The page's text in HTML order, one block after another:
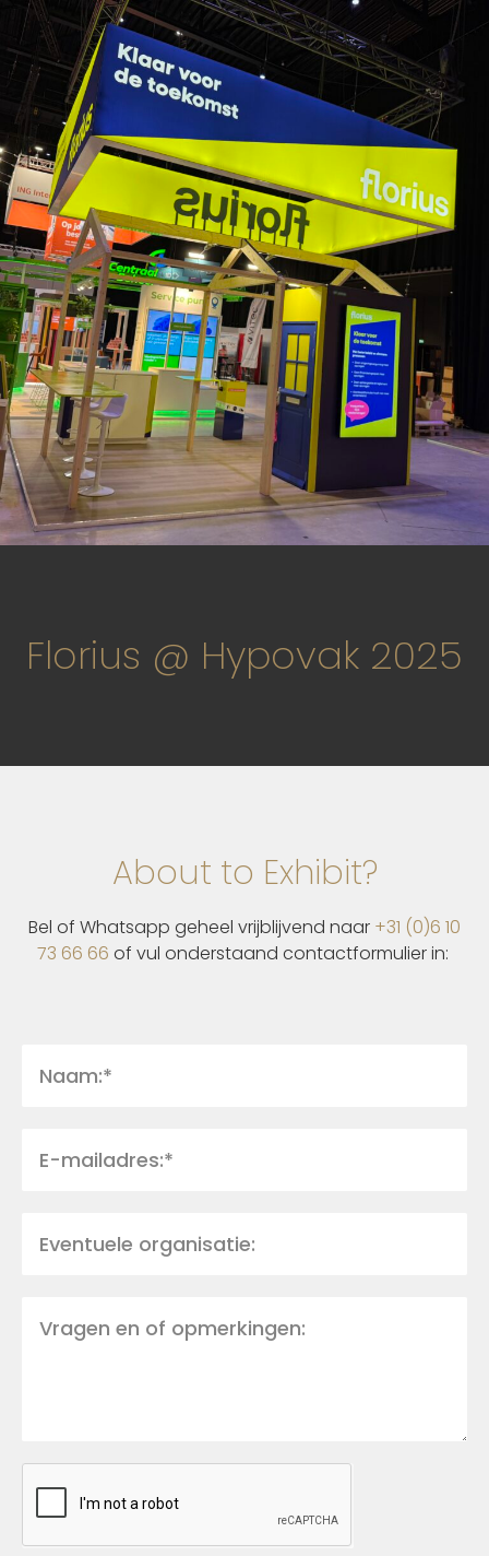
Florius @ Hypovak 2025
About to Exhibit?
Bel of Whatsapp geheel vrijblijvend naar +31 (0)6 10
73 66 66 of vul onderstaand contactformulier in: